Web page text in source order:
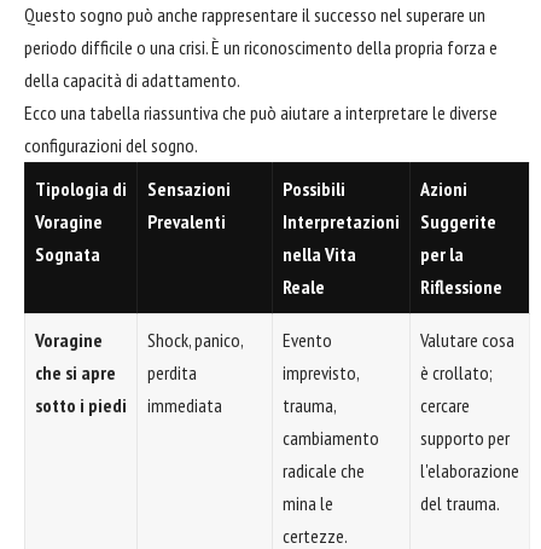
Questo sogno può anche rappresentare il successo nel superare un
periodo difficile o una crisi. È un riconoscimento della propria forza e
della capacità di adattamento.
Ecco una tabella riassuntiva che può aiutare a interpretare le diverse
configurazioni del sogno.
Tipologia di
Voragine
Sognata
Sensazioni
Prevalenti
Possibili
Interpretazioni
nella Vita
Reale
Azioni
Suggerite
per la
Riflessione
Voragine
che si apre
sotto i piedi
Shock, panico,
perdita
immediata
Evento
imprevisto,
trauma,
cambiamento
radicale che
mina le
certezze.
Valutare cosa
è crollato;
cercare
supporto per
l'elaborazione
del trauma.